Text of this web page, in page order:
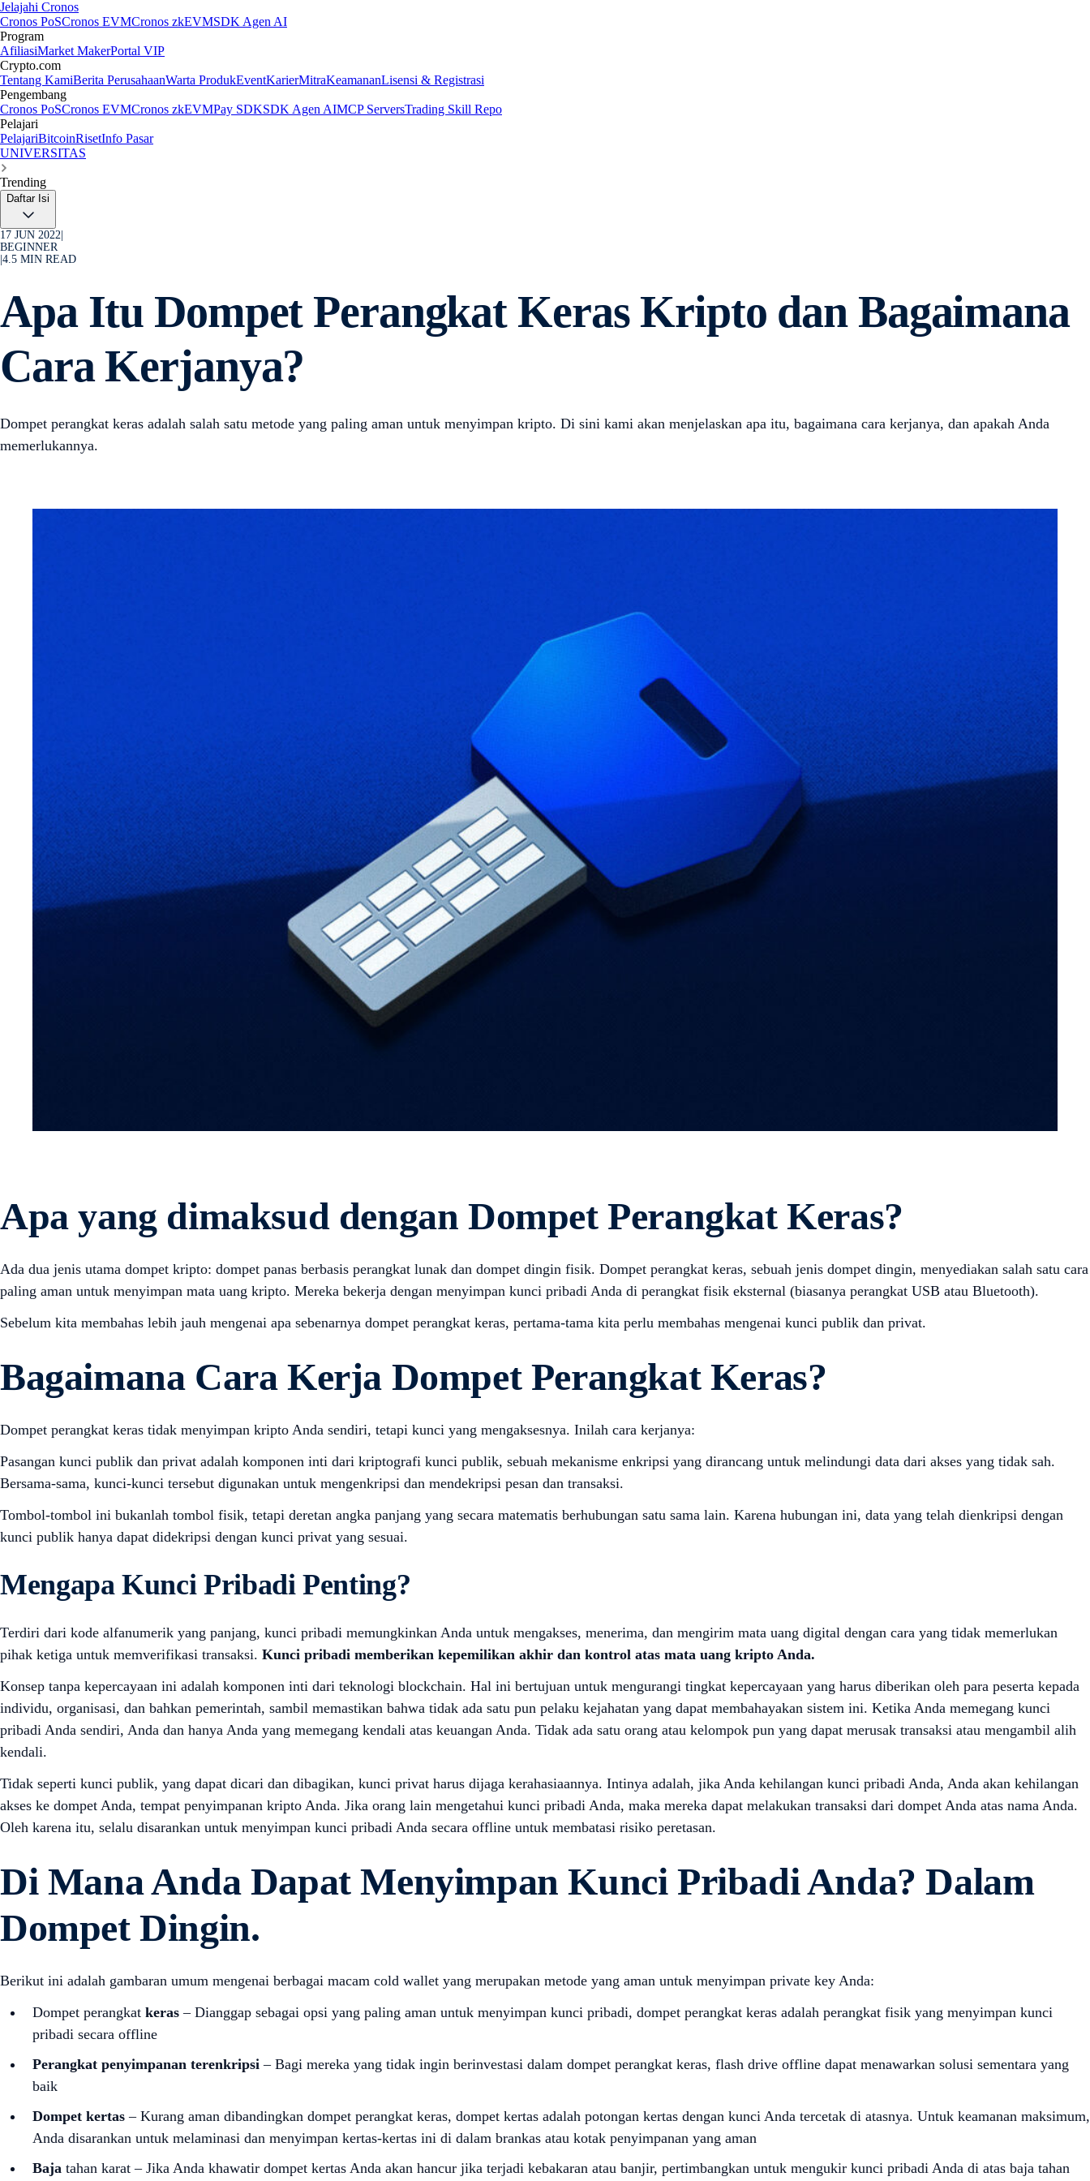
Jelajahi Cronos
Cronos PoSCronos EVMCronos zkEVMSDK Agen AI
Program
AfiliasiMarket MakerPortal VIP
Crypto.com
Tentang KamiBerita PerusahaanWarta ProdukEventKarierMitraKeamananLisensi & Registrasi
Pengembang
Cronos PoSCronos EVMCronos zkEVMPay SDKSDK Agen AIMCP ServersTrading Skill Repo
Pelajari
PelajariBitcoinRisetInfo Pasar
UNIVERSITAS
Trending
Daftar Isi
17 JUN 2022
BEGINNER
4.5 MIN READ
Apa Itu Dompet Perangkat Keras Kripto dan Bagaimana
Cara Kerjanya?
Dompet perangkat keras adalah salah satu metode yang paling aman untuk menyimpan kripto. Di sini kami akan menjelaskan apa itu, bagaimana cara kerjanya, dan apakah Anda
memerlukannya.
Apa yang dimaksud dengan Dompet Perangkat Keras?
Ada dua jenis utama dompet kripto: dompet panas berbasis perangkat lunak dan dompet dingin fisik. Dompet perangkat keras, sebuah jenis dompet dingin, menyediakan salah satu cara
paling aman untuk menyimpan mata uang kripto. Mereka bekerja dengan menyimpan kunci pribadi Anda di perangkat fisik eksternal (biasanya perangkat USB atau Bluetooth).
Sebelum kita membahas lebih jauh mengenai apa sebenarnya dompet perangkat keras, pertama-tama kita perlu membahas mengenai kunci publik dan privat.
Bagaimana Cara Kerja Dompet Perangkat Keras?
Dompet perangkat keras tidak menyimpan kripto Anda sendiri, tetapi kunci yang mengaksesnya. Inilah cara kerjanya:
Pasangan kunci publik dan privat adalah komponen inti dari kriptografi kunci publik, sebuah mekanisme enkripsi yang dirancang untuk melindungi data dari akses yang tidak sah.
Bersama-sama, kunci-kunci tersebut digunakan untuk mengenkripsi dan mendekripsi pesan dan transaksi.
Tombol-tombol ini bukanlah tombol fisik, tetapi deretan angka panjang yang secara matematis berhubungan satu sama lain. Karena hubungan ini, data yang telah dienkripsi dengan
kunci publik hanya dapat didekripsi dengan kunci privat yang sesuai.
Mengapa Kunci Pribadi Penting?
Terdiri dari kode alfanumerik yang panjang, kunci pribadi memungkinkan Anda untuk mengakses, menerima, dan mengirim mata uang digital dengan cara yang tidak memerlukan
pihak ketiga untuk memverifikasi transaksi. Kunci pribadi memberikan kepemilikan akhir dan kontrol atas mata uang kripto Anda.
Konsep tanpa kepercayaan ini adalah komponen inti dari teknologi blockchain. Hal ini bertujuan untuk mengurangi tingkat kepercayaan yang harus diberikan oleh para peserta kepada
individu, organisasi, dan bahkan pemerintah, sambil memastikan bahwa tidak ada satu pun pelaku kejahatan yang dapat membahayakan sistem ini. Ketika Anda memegang kunci
pribadi Anda sendiri, Anda dan hanya Anda yang memegang kendali atas keuangan Anda. Tidak ada satu orang atau kelompok pun yang dapat merusak transaksi atau mengambil alih
kendali.
Tidak seperti kunci publik, yang dapat dicari dan dibagikan, kunci privat harus dijaga kerahasiaannya. Intinya adalah, jika Anda kehilangan kunci pribadi Anda, Anda akan kehilangan
akses ke dompet Anda, tempat penyimpanan kripto Anda. Jika orang lain mengetahui kunci pribadi Anda, maka mereka dapat melakukan transaksi dari dompet Anda atas nama Anda.
Oleh karena itu, selalu disarankan untuk menyimpan kunci pribadi Anda secara offline untuk membatasi risiko peretasan.
Di Mana Anda Dapat Menyimpan Kunci Pribadi Anda? Dalam
Dompet Dingin.
Berikut ini adalah gambaran umum mengenai berbagai macam cold wallet yang merupakan metode yang aman untuk menyimpan private key Anda:
Dompet perangkat keras – Dianggap sebagai opsi yang paling aman untuk menyimpan kunci pribadi, dompet perangkat keras adalah perangkat fisik yang menyimpan kunci
pribadi secara offline
Perangkat penyimpanan terenkripsi – Bagi mereka yang tidak ingin berinvestasi dalam dompet perangkat keras, flash drive offline dapat menawarkan solusi sementara yang
baik
Dompet kertas – Kurang aman dibandingkan dompet perangkat keras, dompet kertas adalah potongan kertas dengan kunci Anda tercetak di atasnya. Untuk keamanan maksimum,
Anda disarankan untuk melaminasi dan menyimpan kertas-kertas ini di dalam brankas atau kotak penyimpanan yang aman
Baja tahan karat – Jika Anda khawatir dompet kertas Anda akan hancur jika terjadi kebakaran atau banjir, pertimbangkan untuk mengukir kunci pribadi Anda di atas baja tahan